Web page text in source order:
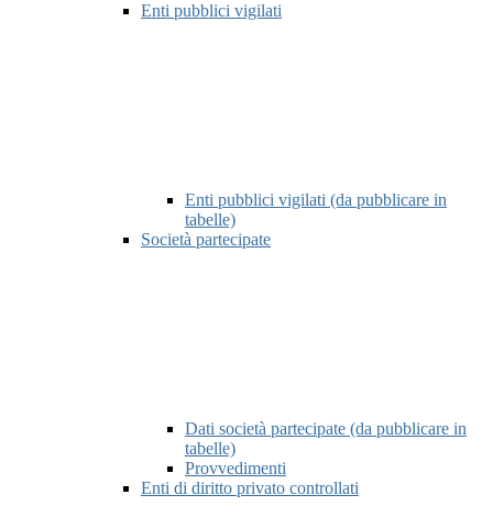
Enti pubblici vigilati
Enti pubblici vigilati (da pubblicare in
tabelle)
Società partecipate
Dati società partecipate (da pubblicare in
tabelle)
Provvedimenti
Enti di diritto privato controllati